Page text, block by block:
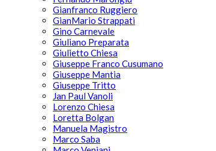
Gianfranco Ruggiero
GianMario Strappati
Gino Carnevale
Giuliano Preparata
Giulietto Chiesa
Giuseppe Franco Cusumano
Giuseppe Mantia
Giuseppe Tritto
Jan Paul Vanoli
Lorenzo Chiesa
Loretta Bolgan
Manuela Magistro
Marco Saba